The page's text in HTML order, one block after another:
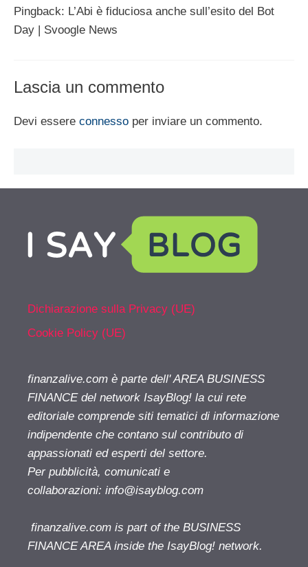
Pingback: L’Abi è fiduciosa anche sull’esito del Bot
Day | Svoogle News
Lascia un commento
Devi essere connesso per inviare un commento.
Dichiarazione sulla Privacy (UE)
Cookie Policy (UE)
finanzalive.com è parte dell' AREA BUSINESS
FINANCE del network IsayBlog! la cui rete
editoriale comprende siti tematici di informazione
indipendente che contano sul contributo di
appassionati ed esperti del settore.
Per pubblicità, comunicati e
collaborazioni: info@isayblog.com
finanzalive.com is part of the BUSINESS
FINANCE AREA inside the IsayBlog! network.